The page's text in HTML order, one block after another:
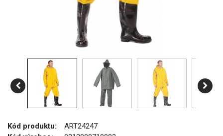
Kód produktu:
ART24247